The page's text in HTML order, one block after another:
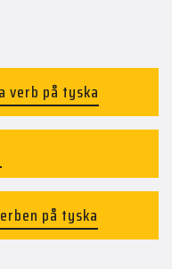
verb på tyska
på tyska